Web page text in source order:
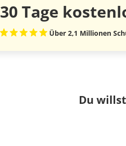
30 Tage
Über 2,1 Millionen
Du